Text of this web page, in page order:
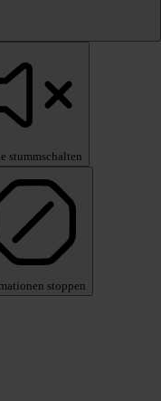
stummschalten
stoppen